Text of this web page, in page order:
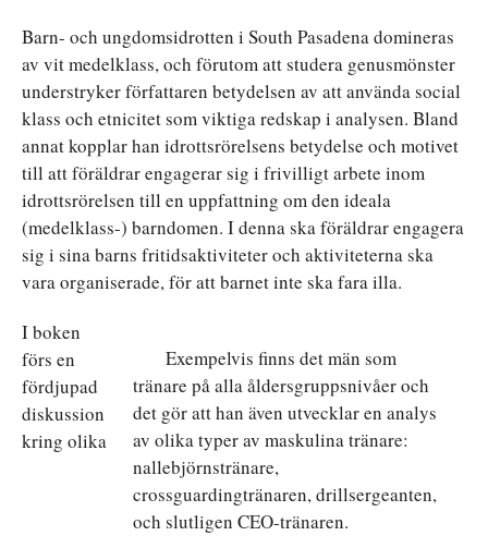
Barn- och ungdomsidrotten i South Pasadena domineras
av vit medelklass, och förutom att studera genusmönster
understryker författaren betydelsen av att använda social
klass och etnicitet som viktiga redskap i analysen. Bland
annat kopplar han idrottsrörelsens betydelse och motivet
till att föräldrar engagerar sig i frivilligt arbete inom
idrottsrörelsen till en uppfattning om den ideala
(medelklass-) barndomen. I denna ska föräldrar engagera
sig i sina barns fritidsaktiviteter och aktiviteterna ska
vara organiserade, för att barnet inte ska fara illa.
Exempelvis finns det män som
tränare på alla åldersgruppsnivåer och
det gör att han även utvecklar en analys
av olika typer av maskulina tränare:
nallebjörnstränare,
crossguardingtränaren, drillsergeanten,
och slutligen CEO-tränaren.
I boken
förs en
fördjupad
diskussion
kring olika